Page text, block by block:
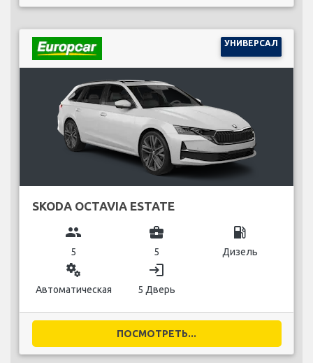
УНИВЕРСАЛ
SKODA OCTAVIA ESTATE
group
5
business_center
5
local_gas_station
Дизель
miscellaneous_services
Автоматическая
login
5 Дверь
ПОСМОТРЕТЬ...